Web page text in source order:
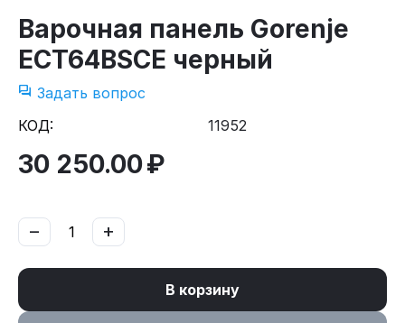
Варочная панель Gorenje
ECT64BSCE черный
Задать вопрос
КОД:
11952
30 250.00₽
+
−
В корзину